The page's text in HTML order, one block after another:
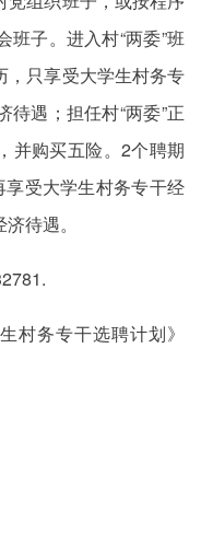
子。进入村“两委”班
，只享受大学生村务专
遇；担任村“两委”正
并购买五险。2个聘期
享受大学生村务专干经
待遇。
村务专干选聘计划》